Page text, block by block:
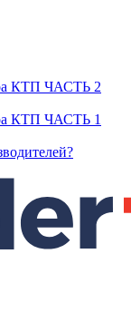
КТП ЧАСТЬ 2
КТП ЧАСТЬ 1